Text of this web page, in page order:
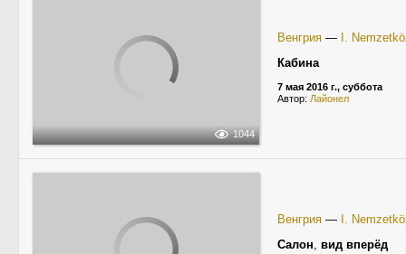
1044
Венгрия — I.
Кабина
7 мая 2016 г., суббота
Автор: Лайонел
Венгрия — I.
Салон, вид вперёд